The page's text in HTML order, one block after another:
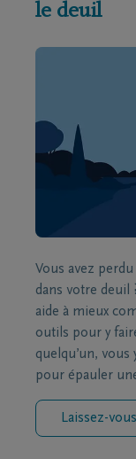
le deuil
Vous avez
dans votre deuil
aide à mieux
outils pour y
quelqu’un,
pour épauler
Laissez-